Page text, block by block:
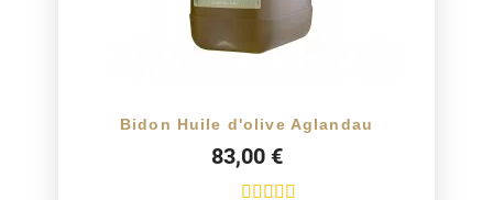
Bidon Huile d'olive Aglandau
83,00 €